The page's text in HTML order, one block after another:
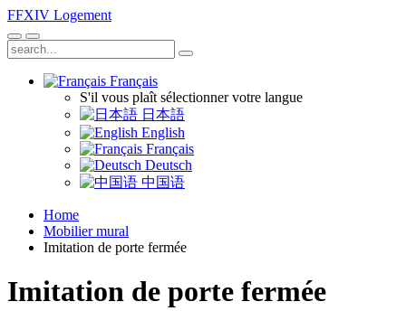
FFXIV Logement
Français
S'il vous plaît sélectionner votre langue
日本語
English
Français
Deutsch
中国语
Home
Mobilier mural
Imitation de porte fermée
Imitation de porte fermée